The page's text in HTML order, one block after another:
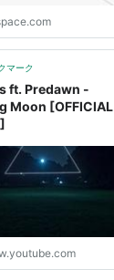
マーク
ft. Predawn -
Moon [OFFICIAL